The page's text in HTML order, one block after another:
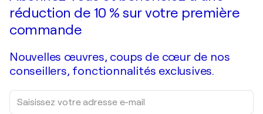
réduction de 10 % sur votre première
commande
Nouvelles œuvres, coups de cœur de nos
conseillers, fonctionnalités exclusives.